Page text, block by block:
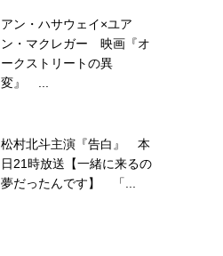
アン・ハサウェイ×ユア
ン・マクレガー 映画『オ
ークストリートの異
変』 ...
松村北斗主演『告白』 本
日21時放送【一緒に来るの
夢だったんです】 「...